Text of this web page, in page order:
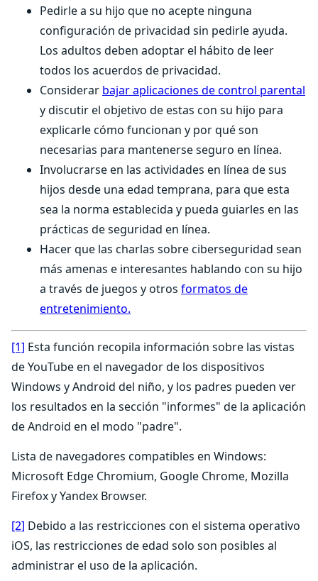
Pedirle a su hijo que no acepte ninguna
configuración de privacidad sin pedirle ayuda.
Los adultos deben adoptar el hábito de leer
todos los acuerdos de privacidad.
Considerar bajar aplicaciones de control parental
y discutir el objetivo de estas con su hijo para
explicarle cómo funcionan y por qué son
necesarias para mantenerse seguro en línea.
Involucrarse en las actividades en línea de sus
hijos desde una edad temprana, para que esta
sea la norma establecida y pueda guiarles en las
prácticas de seguridad en línea.
Hacer que las charlas sobre ciberseguridad sean
más amenas e interesantes hablando con su hijo
a través de juegos y otros formatos de
entretenimiento.
[1] Esta función recopila información sobre las vistas
de YouTube en el navegador de los dispositivos
Windows y Android del niño, y los padres pueden ver
los resultados en la sección "informes" de la aplicación
de Android en el modo "padre".
Lista de navegadores compatibles en Windows:
Microsoft Edge Chromium, Google Chrome, Mozilla
Firefox y Yandex Browser.
[2] Debido a las restricciones con el sistema operativo
iOS, las restricciones de edad solo son posibles al
administrar el uso de la aplicación.